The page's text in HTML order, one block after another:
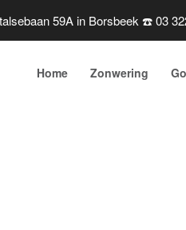
Home Zonwering
59A in Borsbeek ☎️ 03